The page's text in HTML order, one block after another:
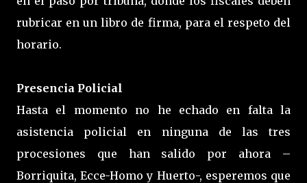
rubricar en un libro de firma, para el respeto del
horario.
Presencia Policial
Hasta el momento no he echado en falta la
asistencia policial en ninguna de las tres
procesiones que han salido por ahora –
Borriquita, Ecce-Homo y Huerto-, esperemos que